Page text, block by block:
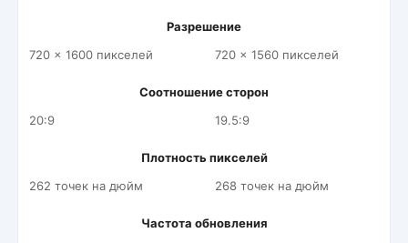
Разрешение
720 x 1600 пикселей
720 x 1560 пикселей
Соотношение сторон
20:9
19.5:9
Плотность пикселей
262 точек на дюйм
268 точек на дюйм
Частота обновления